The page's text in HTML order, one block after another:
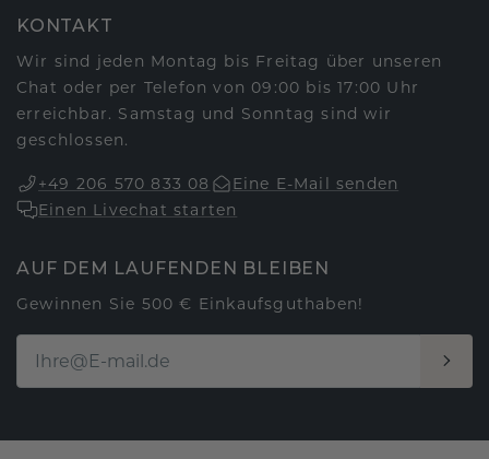
KONTAKT
Wir sind jeden Montag bis Freitag über unseren
Chat oder per Telefon von 09:00 bis 17:00 Uhr
erreichbar. Samstag und Sonntag sind wir
geschlossen.
+49 206 570 833 08
Eine E-Mail senden
Einen Livechat starten
AUF DEM LAUFENDEN BLEIBEN
Gewinnen Sie 500 € Einkaufsguthaben!